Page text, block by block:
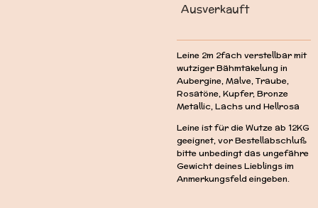
Ausverkauft
Leine 2m 2fach verstellbar mit
wutziger Bähmtakelung in
Aubergine, Malve, Traube,
Rosatöne, Kupfer, Bronze
Metallic, Lachs und Hellrosa
Leine ist für die Wutze ab 12KG
geeignet, vor Bestellabschluß
bitte unbedingt das ungefähre
Gewicht deines Lieblings im
Anmerkungsfeld eingeben.